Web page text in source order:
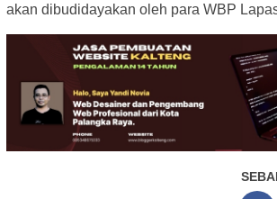
akan dibudidayakan oleh para WBP